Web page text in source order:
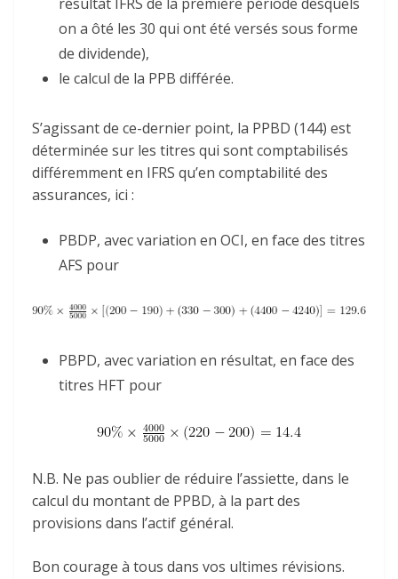
on a ôté les 30 qui ont été versés sous forme
de dividende),
le calcul de la PPB différée.
S’agissant de ce-dernier point, la PPBD (144) est
déterminée sur les titres qui sont comptabilisés
différemment en IFRS qu’en comptabilité des
assurances, ici :
PBDP, avec variation en OCI, en face des titres
AFS pour
PBPD, avec variation en résultat, en face des
titres HFT pour
N.B. Ne pas oublier de réduire l’assiette, dans le
calcul du montant de PPBD, à la part des
provisions dans l’actif général.
Bon courage à tous dans vos ultimes révisions.